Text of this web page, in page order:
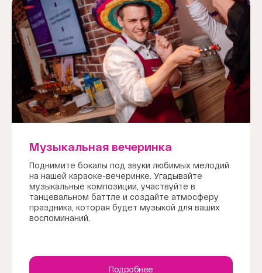
Музыкальная вечеринка
Поднимите бокалы под звуки любимых мелодий
на нашей караоке-вечеринке. Угадывайте
музыкальные композиции, участвуйте в
танцевальном баттле и создайте атмосферу
праздника, которая будет музыкой для ваших
воспоминаний.
Подробнее